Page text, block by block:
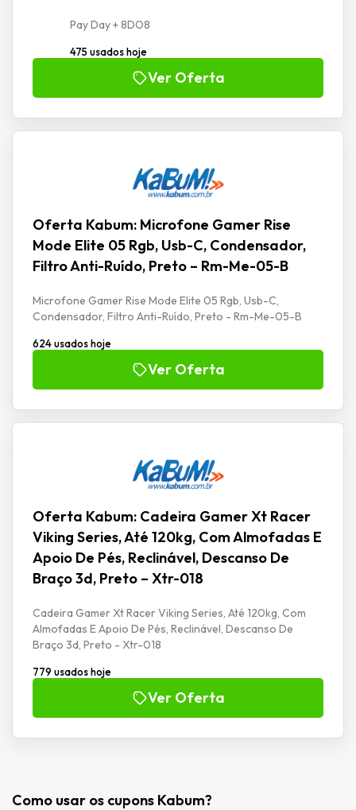
Pay Day + 8DO8
475 usados hoje
Ver Oferta
Oferta Kabum: Microfone Gamer Rise
Mode Elite 05 Rgb, Usb-C, Condensador,
Filtro Anti-Ruído, Preto – Rm-Me-05-B
Microfone Gamer Rise Mode Elite 05 Rgb, Usb-C,
Condensador, Filtro Anti-Ruído, Preto - Rm-Me-05-B
624 usados hoje
Ver Oferta
Oferta Kabum: Cadeira Gamer Xt Racer
Viking Series, Até 120kg, Com Almofadas E
Apoio De Pés, Reclinável, Descanso De
Braço 3d, Preto – Xtr-018
Cadeira Gamer Xt Racer Viking Series, Até 120kg, Com
Almofadas E Apoio De Pés, Reclinável, Descanso De
Braço 3d, Preto - Xtr-018
779 usados hoje
Ver Oferta
Como usar os cupons Kabum?